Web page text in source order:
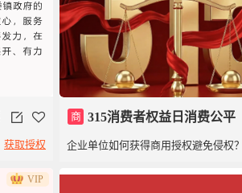
获取授权
商 315消费者权益日消费公平
企业单位如何获得商用授权避免侵权？
VIP